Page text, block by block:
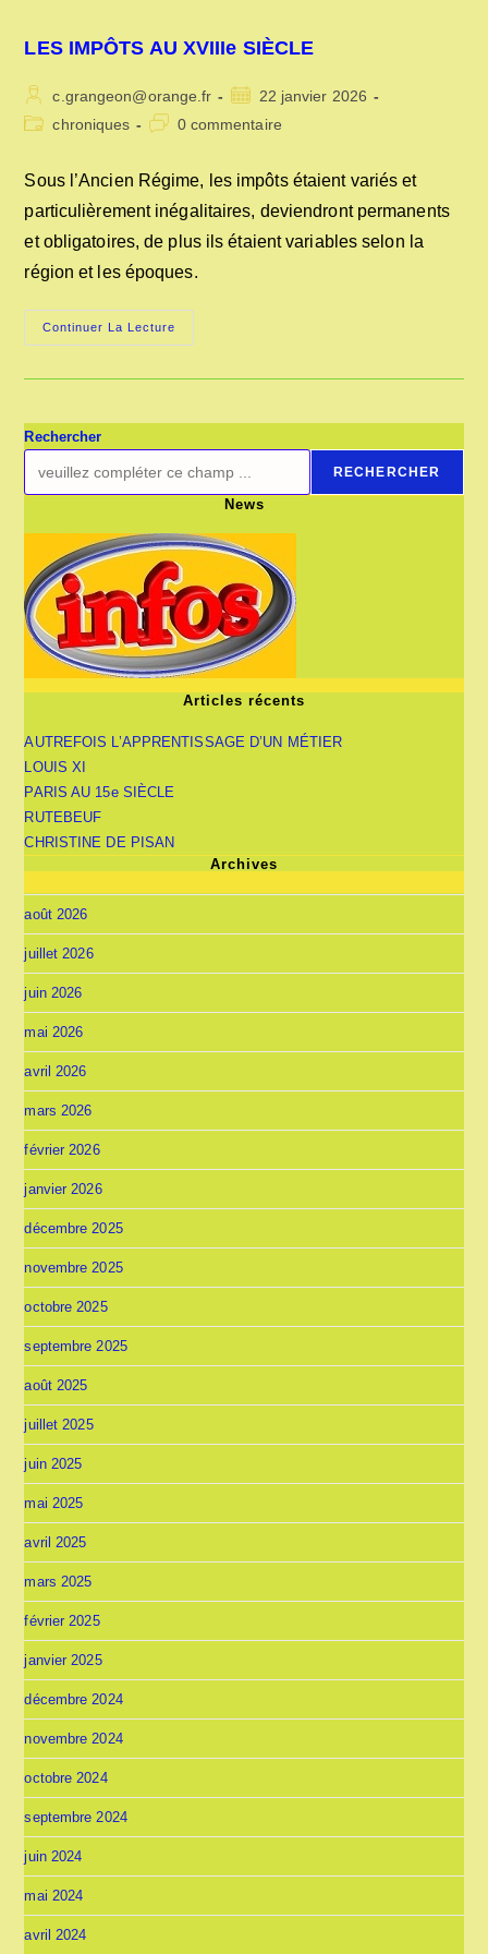
LES IMPÔTS AU XVIIIe SIÈCLE
Auteur/autrice
de
c.grangeon@orange.fr
Publication
publiée :
22 janvier 2026
Postchroniques
Commentaires
la
publication :
0 commentaire
Sous l’Ancien Régime, les impôts étaient variés et
particulièrement inégalitaires, deviendront permanents
et obligatoires, de plus ils étaient variables selon la
région et les époques.
Continuer La Lecture
IMPÔTS
Rechercher
RECHERCHER
News
Articles récents
AUTREFOIS L’APPRENTISSAGE D’UN MÉTIER
LOUIS XI
PARIS AU 15e SIÈCLE
RUTEBEUF
CHRISTINE DE PISAN
Archives
août 2026
juillet 2026
juin 2026
mai 2026
avril 2026
mars 2026
février 2026
janvier 2026
décembre 2025
novembre 2025
octobre 2025
septembre 2025
août 2025
juillet 2025
juin 2025
mai 2025
avril 2025
mars 2025
février 2025
janvier 2025
décembre 2024
novembre 2024
octobre 2024
septembre 2024
juin 2024
mai 2024
avril 2024